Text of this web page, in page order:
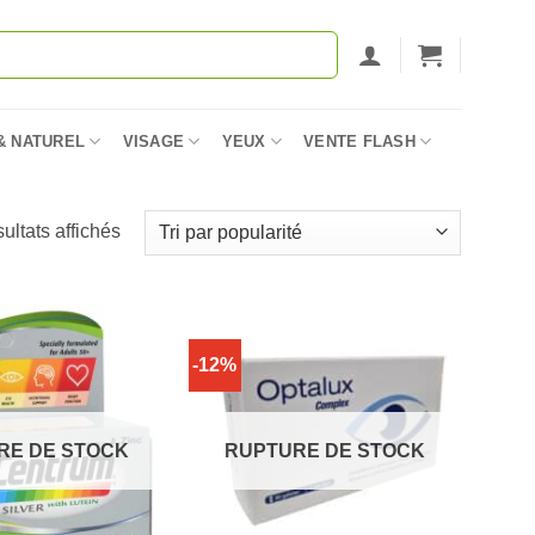
NATUREL VISAGE YEUX VENTE FLASH
affichésTrié
par
DE STOCK
-12%
RUPTURE DE STOCK